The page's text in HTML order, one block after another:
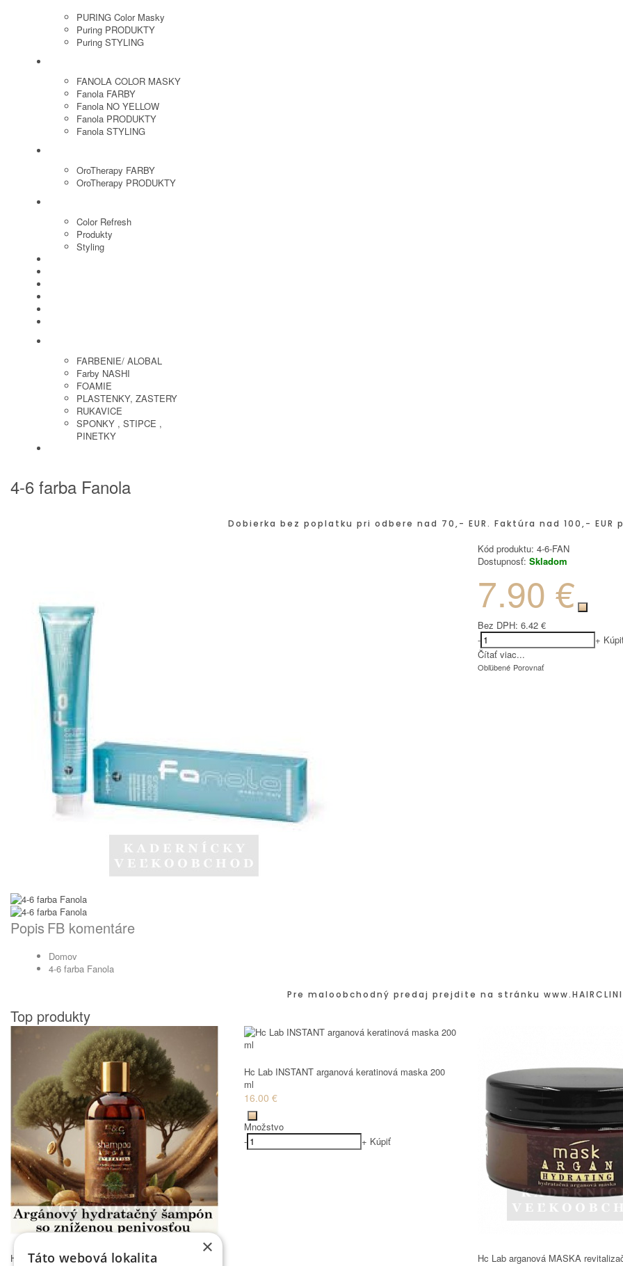
PURING Color Masky
Puring PRODUKTY
Puring STYLING
FANOLA COLOR MASKY
Fanola FARBY
Fanola NO YELLOW
Fanola PRODUKTY
Fanola STYLING
OroTherapy FARBY
OroTherapy PRODUKTY
Color Refresh
Produkty
Styling
FARBENIE/ ALOBAL
Farby NASHI
FOAMIE
PLASTENKY, ZASTERY
RUKAVICE
SPONKY , STIPCE ,
PINETKY
4-6 farba Fanola
Dobierka bez poplatku pri odbere nad 70,- EUR. Faktúra nad 100,- EUR
Kód produktu: 4-6-FAN
Dostupnosť: Skladom
7.90 €
Bez DPH: 6.42 €
-
+
Čítať viac...
Obľúbené Porovnať
Popis FB komentáre
Domov
4-6 farba Fanola
Pre maloobchodný predaj prejdite na stránku
Top produkty
Hc Lab arganový ŠAMPÓN hydratačný 250 ml
Hc Lab INSTANT arganová keratinová maska 200
ml
16.00 €
Množstvo
-
+ Kúpiť
Hc Lab arganová MASKA
×
Táto webová lokalita